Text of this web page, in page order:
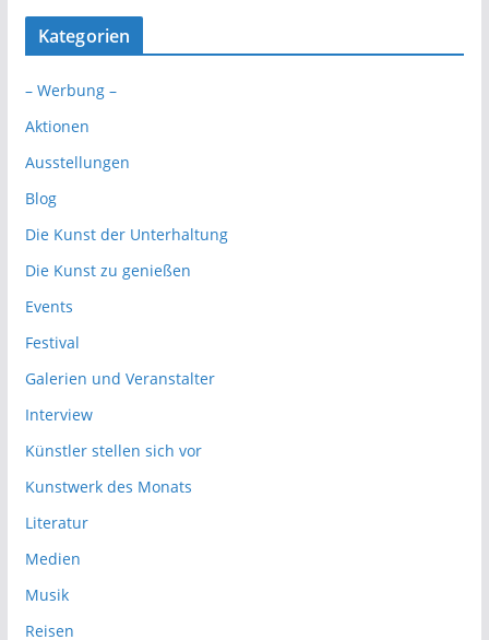
Kategorien
– Werbung –
Aktionen
Ausstellungen
Blog
Die Kunst der Unterhaltung
Die Kunst zu genießen
Events
Festival
Galerien und Veranstalter
Interview
Künstler stellen sich vor
Kunstwerk des Monats
Literatur
Medien
Musik
Reisen